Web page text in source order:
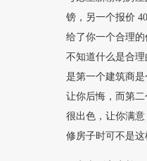
镑，另一个报价
给了你一个合理
不知道什么是合
是第一个建筑商是
让你后悔，而第
很出色，让你满
修房子时可不是这